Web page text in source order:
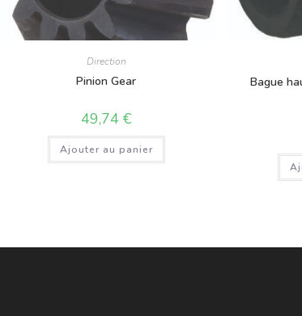
Direction
Pinion Gear
49,74€
Ajouter au panier
Bague